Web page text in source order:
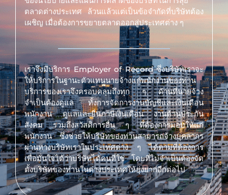
ตลาดต่างประเทศ ล้วนแล้วแต่เป็นข้อจำกัดที่บริษัทต้อง
เผชิญ เมื่อต้องการขยายตลาดออกสู่ประเทศต่าง ๆ
เราจึงมีบริการ Employer of Record ซึ่งบริษัทเราจะ
ให้บริการในฐานะตัวแทนนายจ้างแก่พนักงานของท่าน
บริการของเราจึงครอบคลุมถึงทุก ๆ ด้านที่นายจ้าง
จำเป็นต้องดูแล ทั้งการจัดการงานบัญชีและเงินเดือน
พนักงาน ดูแลและยื่นภาษีเงินเดือน งานด้านประกัน
สังคม รวมถึงสวัสดิการอื่น ๆ ที่ต้องการมอบให้แก่
พนักงาน ซึ่งช่วยให้บริษัทของท่านสามารถจ้างบุคลากร
ผ่านทางบริษัทเราในประเทศต่าง ๆ ได้ตามที่ต้องการ
เพื่อมั่นใจได้ว่าบริษัทได้คนที่ใช่ โดยที่ไม่จำเป็นต้องจัด
ตั้งบริษัทของท่านในต่างประเทศให้ยุ่งยากอีกต่อไป